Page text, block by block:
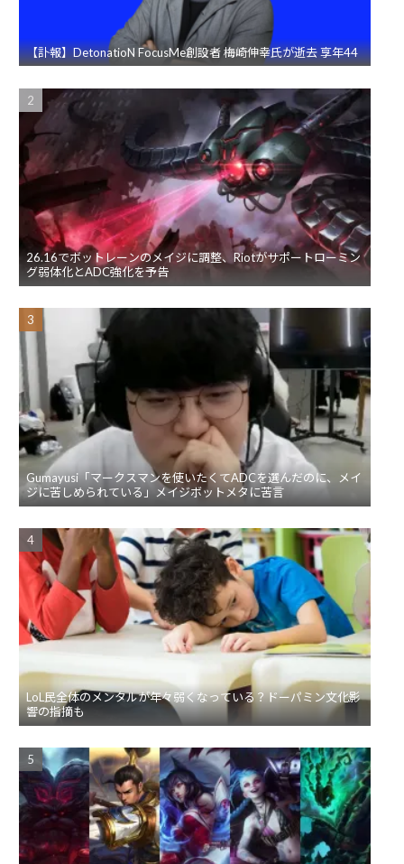
【訃報】DetonatioN FocusMe創設者 梅崎伸幸氏が逝去 享年44
26.16でボットレーンのメイジに調整、Riotがサポートローミン
グ弱体化とADC強化を予告
Gumayusi「マークスマンを使いたくてADCを選んだのに、メイ
ジに苦しめられている」メイジボットメタに苦言
LoL民全体のメンタルが年々弱くなっている？ドーパミン文化影
響の指摘も